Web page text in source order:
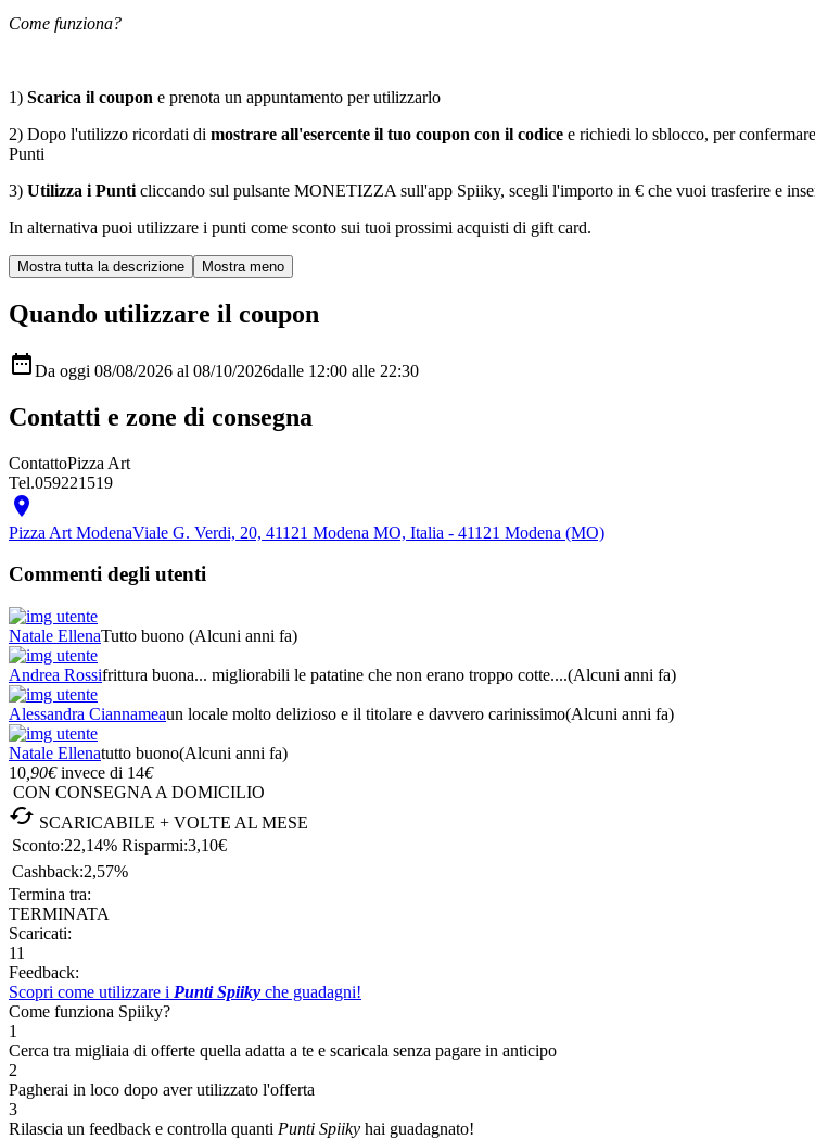
Come funziona?
1) Scarica il coupon e prenota un appuntamento per utilizzarlo
2) Dopo l'utilizzo ricordati di mostrare all'esercente il tuo coupon con il codice e richiedi lo sblocco, per
Punti
3) Utilizza i Punti cliccando sul pulsante MONETIZZA sull'app Spiiky, scegli l'importo in € che vuoi trasferire e
In alternativa puoi utilizzare i punti come sconto sui tuoi prossimi acquisti di gift card.
Quando utilizzare il coupon
Da oggi 08/08/2026 al 08/10/2026dalle 12:00 alle 22:30
Contatti e zone di consegna
ContattoPizza Art
Tel.059221519

Pizza Art ModenaViale G. Verdi, 20, 41121 Modena MO, Italia - 41121 Modena (MO)
Commenti degli utenti
Natale EllenaTutto buono (Alcuni anni fa)
Andrea Rossifrittura buona... migliorabili le patatine che non erano troppo cotte....(Alcuni anni fa)
Alessandra Ciannameaun locale molto delizioso e il titolare e davvero carinissimo(Alcuni anni fa)
Natale Ellenatutto buono(Alcuni anni fa)
10 ,90€ invece di 14€
CON CONSEGNA A DOMICILIO
 SCARICABILE + VOLTE AL MESE
Sconto:22,14% Risparmi:3,10€
Cashback:2,57%
Termina tra:
TERMINATA
Scaricati:
11
Feedback:
Scopri come utilizzare i Punti Spiiky che guadagni!
Come funziona Spiiky?
1
Cerca tra migliaia di offerte quella adatta a te e scaricala senza pagare in anticipo
2
Pagherai in loco dopo aver utilizzato l'offerta
3
Rilascia un feedback e controlla quanti Punti Spiiky hai guadagnato!